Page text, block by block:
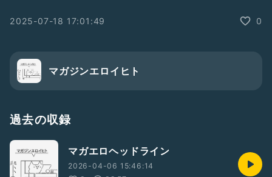
2025-07-18 17:01:49 0
マガジンエロイヒト
過去の収録
マガエロヘッドライン
2026-04-06 15:46:14